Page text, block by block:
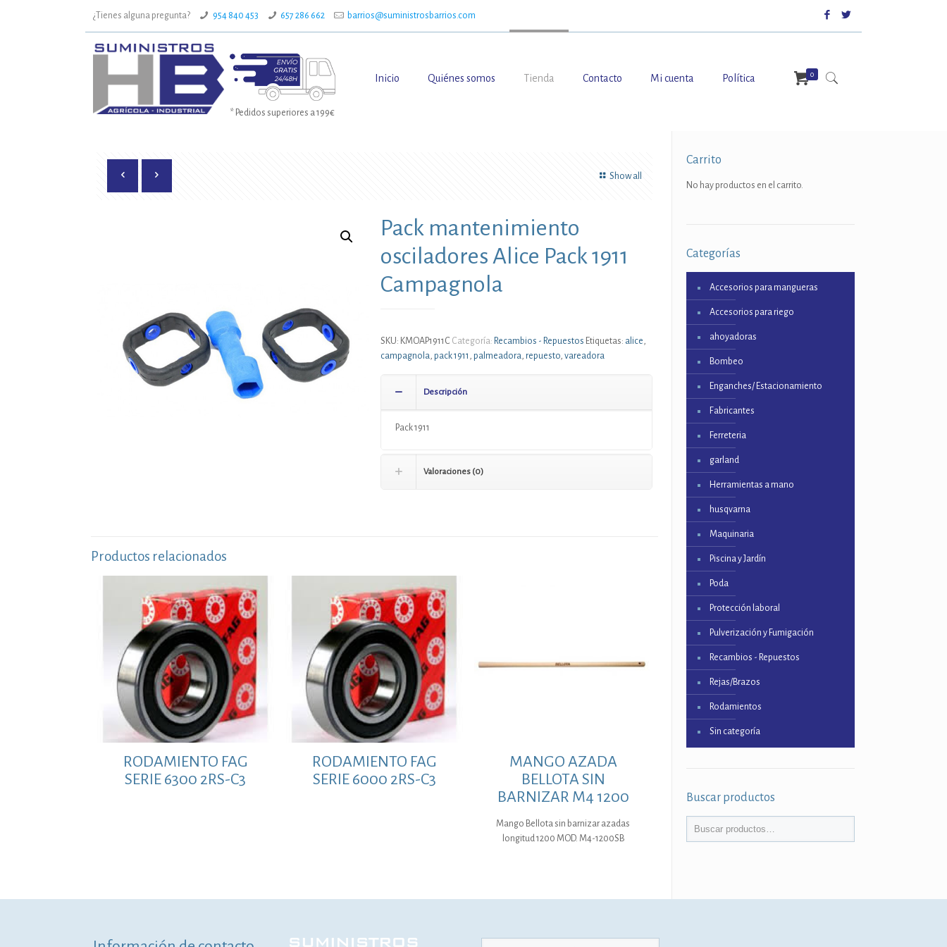
¿Tienes alguna pregunta? 954 840 453 657 286 662 barrios@suministrosbarrios.com
* Pedidos superiores a 199€
Inicio Quiénes somos Tienda Contacto Mi cuenta Política 0
Show all
Pack mantenimiento
osciladores Alice Pack 1911
Campagnola
SKU: KMOAP1911C Categoría: Recambios - Repuestos Etiquetas: alice,
campagnola, pack 1911 , palmeadora, repuesto, vareadora
Descripción
Pack 1911
Valoraciones (0)
Productos relacionados
RODAMIENTO FAG
SERIE 6300 2RS-C3
RODAMIENTO FAG
SERIE 6000 2RS-C3
MANGO AZADA
BELLOTA SIN
BARNIZAR M4 1200
Mango Bellota sin barnizar azadas
longitud 1200 MOD. M4-1200SB
Carrito
No hay productos en el carrito.
Categorías
Accesorios para mangueras
Accesorios para riego
ahoyadoras
Bombeo
Enganches/ Estacionamiento
Fabricantes
Ferreteria
garland
Herramientas a mano
husqvarna
Maquinaria
Piscina y Jardín
Poda
Protección laboral
Pulverización y Fumigación
Recambios - Repuestos
Rejas/Brazos
Rodamientos
Sin categoría
Buscar productos